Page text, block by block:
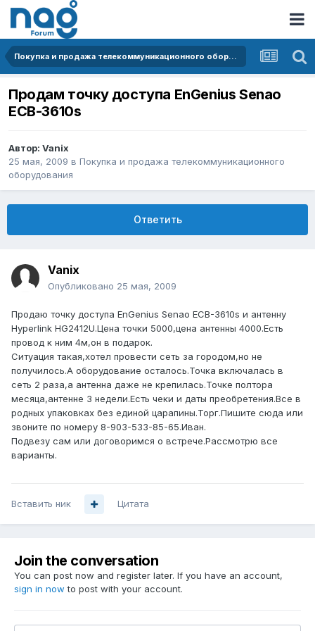
Покупка и продажа телекоммуникационного оборудования
Продам точку доступа EnGenius Senao
ECB-3610s
Автор: Vanix
25 мая, 2009 в Покупка и продажа телекоммуникационного
оборудования
Ответить
Vanix
Опубликовано 25 мая, 2009
Продаю точку доступа EnGenius Senao ECB-3610s и антенну
Hyperlink HG2412U.Цена точки 5000,цена антенны 4000.Есть
провод к ним 4м,он в подарок.
Ситуация такая,хотел провести сеть за городом,но не
получилось.А оборудование осталось.Точка включалась в
сеть 2 раза,а антенна даже не крепилась.Точке полтора
месяца,антенне 3 недели.Есть чеки и даты преобретения.Все в
родных упаковках без единой царапины.Торг.Пишите сюда или
звоните по номеру 8-903-533-85-65.Иван.
Подвезу сам или договоримся о встрече.Рассмотрю все
варианты.
Вставить ник Цитата
Join the conversation
You can post now and register later. If you have an account,
sign in now to post with your account.